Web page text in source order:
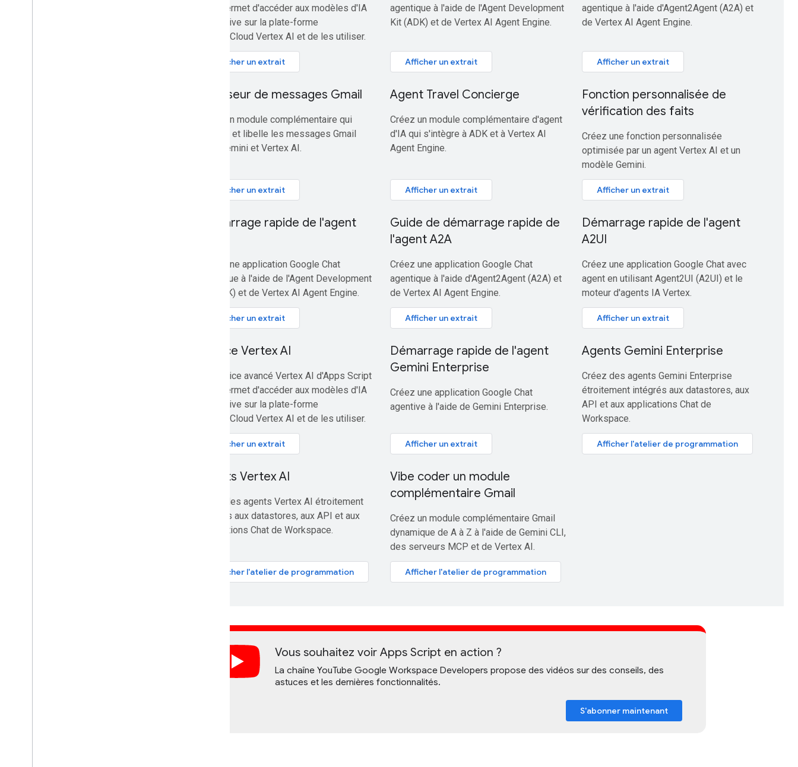
vous permet d'accéder aux modèles d'IA
générative sur la plate-forme
Google Cloud Vertex AI et de les utiliser.
Afficher un extrait
agentique à l'aide de l'Agent Development
Kit (ADK) et de Vertex AI Agent Engine.
Afficher un extrait
agentique à l'aide d'Agent2Agent (A2A) et
de Vertex AI Agent Engine.
Afficher un extrait
Analyseur de messages Gmail
Créez un module complémentaire qui
analyse et libelle les messages Gmail
avec Gemini et Vertex AI.
Afficher un extrait
Agent Travel Concierge
Créez un module complémentaire d'agent
d'IA qui s'intègre à ADK et à Vertex AI
Agent Engine.
Afficher un extrait
Fonction personnalisée de
vérification des faits
Créez une fonction personnalisée
optimisée par un agent Vertex AI et un
modèle Gemini.
Afficher un extrait
Démarrage rapide de l'agent
Créez une application Google Chat
agentique à l'aide de l'Agent Development
Kit (ADK) et de Vertex AI Agent Engine.
Afficher un extrait
Guide de démarrage rapide de
l'agent A2A
Créez une application Google Chat
agentique à l'aide d'Agent2Agent (A2A) et
de Vertex AI Agent Engine.
Afficher un extrait
Démarrage rapide de l'agent
A2UI
Créez une application Google Chat avec
agent en utilisant Agent2UI (A2UI) et le
moteur d'agents IA Vertex.
Afficher un extrait
Service Vertex AI
Le service avancé Vertex AI d'Apps Script
vous permet d'accéder aux modèles d'IA
générative sur la plate-forme
Google Cloud Vertex AI et de les utiliser.
Afficher un extrait
Démarrage rapide de l'agent
Gemini Enterprise
Créez une application Google Chat
agentive à l'aide de Gemini Enterprise.
Afficher un extrait
Agents Gemini Enterprise
Créez des agents Gemini Enterprise
étroitement intégrés aux datastores, aux
API et aux applications Chat de
Workspace.
Afficher l'atelier de programmation
Agents Vertex AI
Créez des agents Vertex AI étroitement
intégrés aux datastores, aux API et aux
applications Chat de Workspace.
Afficher l'atelier de programmation
Vibe coder un module
complémentaire Gmail
Créez un module complémentaire Gmail
dynamique de A à Z à l'aide de Gemini CLI,
des serveurs MCP et de Vertex AI.
Afficher l'atelier de programmation
Vous souhaitez voir Apps Script en action ?
La chaîne YouTube Google Workspace Developers propose des vidéos sur des conseils, des
astuces et les dernières fonctionnalités.
S'abonner maintenant